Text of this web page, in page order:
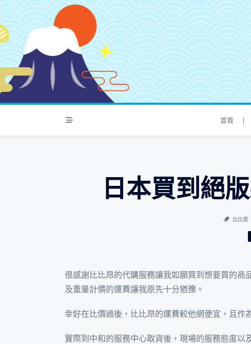
S
k
i
p
t
o
o
n
首頁 |
日本買到絕
比比君
很感謝比比昂的代購服務讓我如願買到想要買的
及重量計價的運費讓我原先十分猶豫。
幸好在比價過後，比比昂的運費較他網便宜，且作
實際到中和的服務中心取貨後，現場的服務態度以